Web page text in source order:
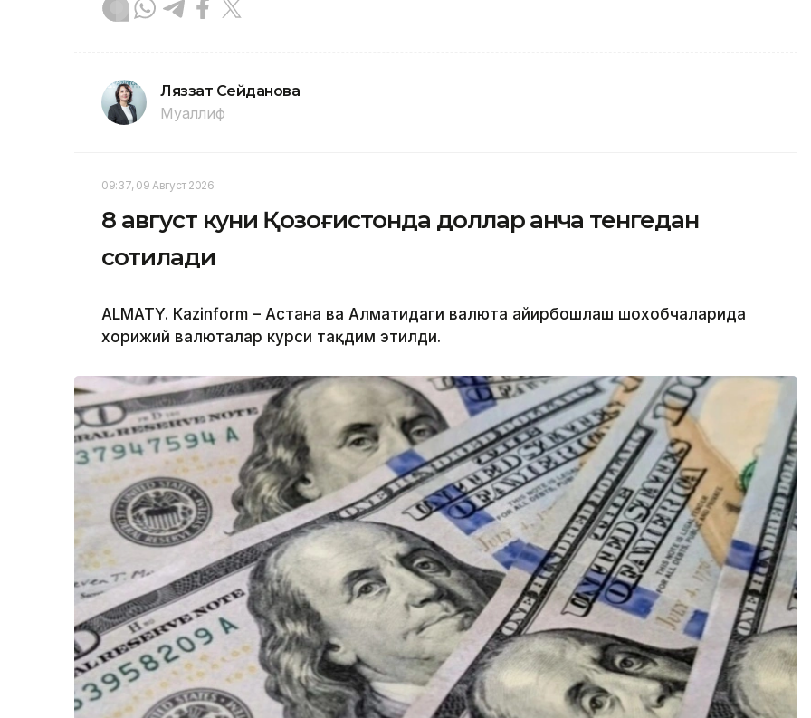
Ляззат Сейданова
Муаллиф
09:37, 09 Август 2026
8 август куни Қозоғистонда доллар қанча тенгедан
сотилади
ALMATY. Кazinform – Астана ва Алматидаги валюта айирбошлаш шохобчаларида
хорижий валюталар курси тақдим этилди.